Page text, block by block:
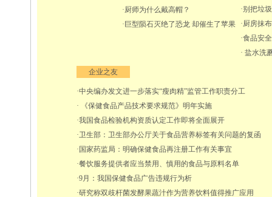
·厨师为什么戴高帽？
·巨型陨石灭绝了恐龙 却催生了苹果
·别把垃
·厨房抹
·食品安
· 盐水洗
企业之友
·中央编办发文进一步落实“瘦肉精”监管工作职责分工
· 《保健食品产品技术要求规范》明年实施
·我国食品检验机构资质认定工作即将全面展开
·卫生部：卫生部办公厅关于食品营养标签有关问题的复函
·国家药监局：明确保健食品再注册工作有关事宜
·餐饮服务提供者应当禁用、慎用的食品与原料名单
·9月：我国保健食品广告违规行为析
·研究称双歧杆菌发酵果蔬汁作为营养饮料值得推广应用